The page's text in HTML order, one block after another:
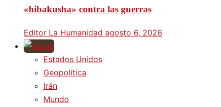
«hibakusha» contra las guerras
Editor La Humanidad agosto 6, 2026
Estados Unidos
Geopolítica
Irán
Mundo